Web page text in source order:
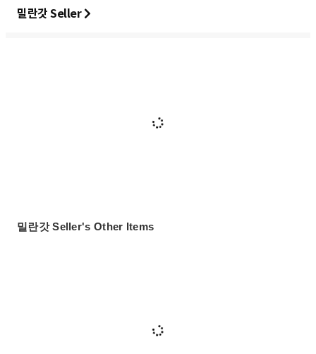
밀란갓 Seller
밀란갓 Seller's Other Items